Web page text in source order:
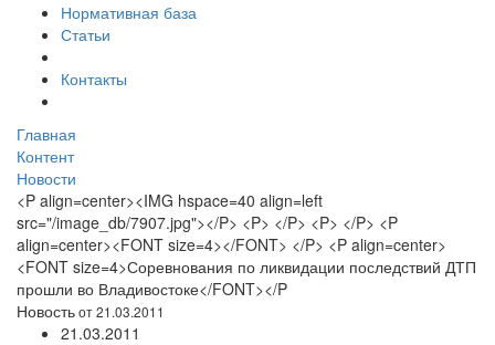
Нормативная база
Статьи
Контакты
Главная
Контент
Новости
<P align=center><IMG hspace=40 align=left
src="/image_db/7907.jpg"></P> <P> </P> <P> </P> <P
align=center><FONT size=4></FONT> </P> <P align=center>
<FONT size=4>Соревнования по ликвидации последствий ДТП
прошли во Владивостоке</FONT></P
Новостьот 21.03.2011
21.03.2011